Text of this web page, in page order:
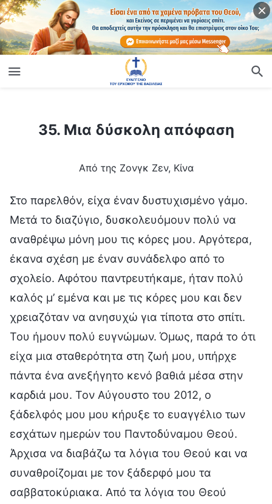
35. Μια δύσκολη απόφαση
Από της Ζονγκ Ζεν, Κίνα
Στο παρελθόν, είχα έναν δυστυχισμένο γάμο.
Μετά το διαζύγιο, δυσκολευόμουν πολύ να
αναθρέψω μόνη μου τις κόρες μου. Αργότερα,
έκανα σχέση με έναν συνάδελφο από το
σχολείο. Αφότου παντρευτήκαμε, ήταν πολύ
καλός μ’ εμένα και με τις κόρες μου και δεν
χρειαζόταν να ανησυχώ για τίποτα στο σπίτι.
Του ήμουν πολύ ευγνώμων. Όμως, παρά το ότι
είχα μια σταθερότητα στη ζωή μου, υπήρχε
πάντα ένα ανεξήγητο κενό βαθιά μέσα στην
καρδιά μου. Τον Αύγουστο του 2012, ο
ξάδελφός μου μου κήρυξε το ευαγγέλιο των
εσχάτων ημερών του Παντοδύναμου Θεού.
Άρχισα να διαβάζω τα λόγια του Θεού και να
συναθροίζομαι με τον ξάδερφό μου τα
σαββατοκύριακα. Από τα λόγια του Θεού